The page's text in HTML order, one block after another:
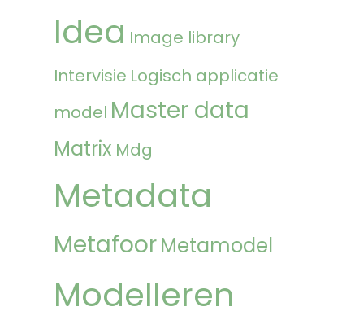
Idea Image library
Intervisie Logisch applicatie
model Master data
Matrix Mdg
Metadata
MetafoorMetamodel
Modelleren